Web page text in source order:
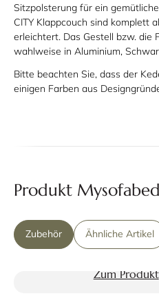
Sitzpolsterung für ein
CITY Klappcouch sind komplett
erleichtert. Das Gestell bzw. die
wahlweise in Aluminium,
Bitte beachten Sie, dass der
einigen Farben aus
Produkt Mysofabed
Zubehör Ähnliche Artikel
Zum Produkt